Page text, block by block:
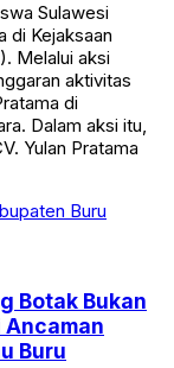
Sulawesi
di Kejaksaan
Melalui aksi
aktivitas
di
Dalam aksi itu,
Yulan Pratama
Botak Bukan
Ancaman
Buru